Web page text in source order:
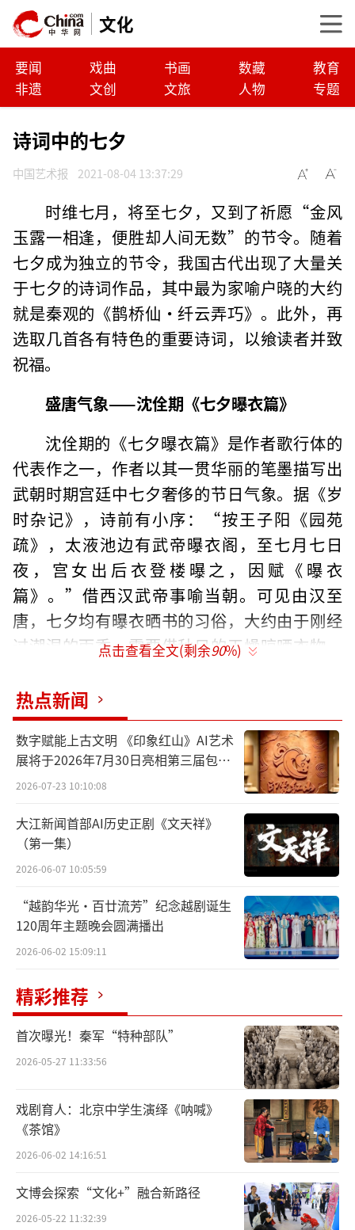
文化
要闻 戏曲 书画 数藏
教育
非遗
文创 文旅 人物 专题
诗词中的七夕
中国艺术报 2021-08-04 13:37:29
时维七月，将至七夕，又到了祈愿“金风
玉露一相逢，便胜却人间无数”的节令。随着
七夕成为独立的节令，我国古代出现了大量关
于七夕的诗词作品，其中最为家喻户晓的大约
就是秦观的《鹊桥仙·纤云弄巧》。此外，再
选取几首各有特色的重要诗词，以飨读者并致
祝福。
盛唐气象——沈佺期《七夕曝衣篇》
沈佺期的《七夕曝衣篇》是作者歌行体的
代表作之一，作者以其一贯华丽的笔墨描写出
武朝时期宫廷中七夕奢侈的节日气象。据《岁
时杂记》，诗前有小序：“按王子阳《园苑
疏》，太液池边有武帝曝衣阁，至七月七日
夜，宫女出后衣登楼曝之，因赋《曝衣
篇》。”借西汉武帝事喻当朝。可见由汉至
唐，七夕均有曝衣晒书的习俗，大约由于刚经
过潮湿的雨季，需要借秋日的干燥晾晒衣物，
马懿装病辞官，曹操派人查看，正逢司马懿在
七月七日出门曝书，曹操大怒的故事。《世说
新语》中也记载了西晋时期阮咸家贫，住道
南，见道北的族人于这一日晒衣，皆光彩夺
目，于是也用竹竿挑出“大布犊鼻”（即短
裤）晾晒，并自嘲道：“未能免俗，聊复尔
耳。”《世说》又有郝隆七月七日日中仰卧，
人问其故，曰“我晒书”的趣事，令人捧腹。
唐以后，这一风俗仍在一些地域流行，时有记
载。
《曝衣篇》中描写了宫廷七夕之夜的奢侈
富丽，罗列了灯火楼台的盛景、香气氤氲的氛
围、宫中女娥的美貌与盛妆、富丽堂皇的陈设
与飨宴欢会之景。诗中除曝衣外，也出现了结
长命缕、出示绣品（“上有仙人长命绺，中看
玉女迎欢绣”）的习俗记录。诗的最后才能见
出作者的写作原意：“椒房金屋宠新流，意气
骄奢不自由。汉文宜惜露台费，晋武须焚前殿
裘。”作者作为侍奉御前的宫廷诗人，借汉文
帝罢修露台与晋武帝殿前焚裘的典故，委婉地
表达了对这种奢侈风气的不满与劝诫。
点击查看全文(剩余90%)
热点新闻
数字赋能上古文明 《印象红山》AI艺术
展将于2026年7月30日亮相第三届包头
艺博会
2026-07-23 10:10:08
大江新闻首部AI历史正剧《文天祥》
（第一集）
2026-06-07 10:05:59
“越韵华光·百廿流芳”纪念越剧诞生
120周年主题晚会圆满播出
2026-06-02 15:09:11
精彩推荐
首次曝光！秦军“特种部队”
2026-05-27 11:33:56
戏剧育人：北京中学生演绎《呐喊》
《茶馆》
2026-06-02 14:16:51
文博会探索“文化+”融合新路径
2026-05-22 11:32:39